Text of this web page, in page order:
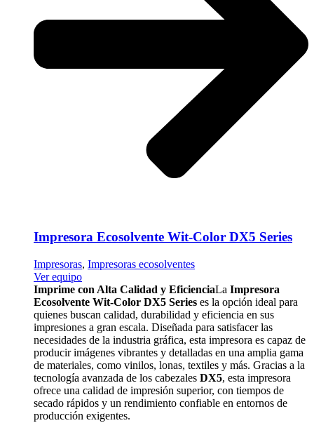
Impresora Ecosolvente Wit-Color DX5 Series
Impresoras, Impresoras ecosolventes
Ver equipo
Imprime con Alta Calidad y EficienciaLa Impresora
Ecosolvente Wit-Color DX5 Series es la opción ideal para
quienes buscan calidad, durabilidad y eficiencia en sus
impresiones a gran escala. Diseñada para satisfacer las
necesidades de la industria gráfica, esta impresora es capaz de
producir imágenes vibrantes y detalladas en una amplia gama
de materiales, como vinilos, lonas, textiles y más. Gracias a la
tecnología avanzada de los cabezales DX5, esta impresora
ofrece una calidad de impresión superior, con tiempos de
secado rápidos y un rendimiento confiable en entornos de
producción exigentes.